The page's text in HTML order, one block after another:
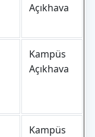
Açıkhava
Kampüs
Açıkhava
Kampüs